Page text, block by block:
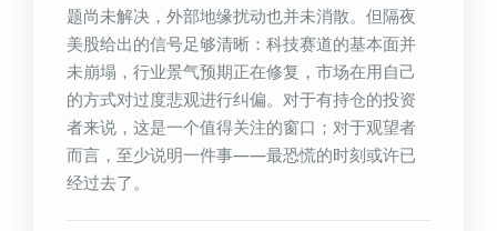
题尚未解决，外部地缘扰动也并未消散。但隔夜
美股给出的信号足够清晰：科技赛道的基本面并
未崩塌，行业景气预期正在修复，市场在用自己
的方式对过度悲观进行纠偏。对于有持仓的投资
者来说，这是一个值得关注的窗口；对于观望者
而言，至少说明一件事——最恐慌的时刻或许已
经过去了。